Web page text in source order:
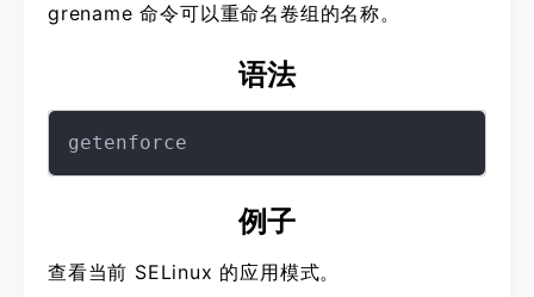
grename 命令可以重命名卷组的名称。
语法
例子
查看当前 SELinux 的应用模式。